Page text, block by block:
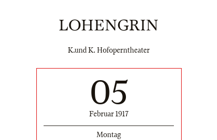
LOHENGRIN
K.und K. Hofoperntheater
05
Februar 1917
Montag